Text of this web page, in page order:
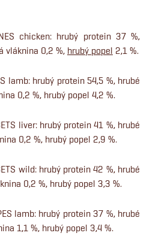
chicken: hrubý protein 37 %,
vláknina 0,2 %, hrubý popel 2,1 %.
lamb: hrubý protein 54,5 %, hrubé
0,2 %, hrubý popel 4,2 %.
liver: hrubý protein 41 %, hrubé
0,2 %, hrubý popel 2,9 %.
wild: hrubý protein 42 %, hrubé
0,2 %, hrubý popel 3,3 %.
lamb: hrubý protein 37 %, hrubé
1,1 %, hrubý popel 3,4 %.